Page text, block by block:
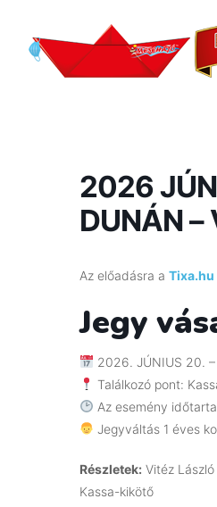
2026
DUNÁN
Az előadásra a Tixa.hu
Jegy
2026. JÚNIUS 20.
Találkozó pont:
Az esemény
Jegyváltás 1 éves
Részletek: Vitéz
Kassa-kikötő